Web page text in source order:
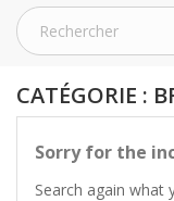
CATÉGORIE :
Sorry for the
Search again what